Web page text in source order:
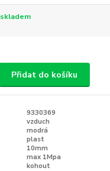
skladem
Přidat do košíku
9330369
vzduch
modrá
plast
10mm
max 1Mpa
kohout